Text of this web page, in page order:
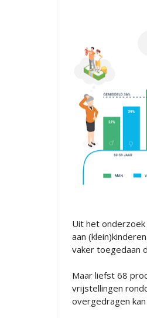
Uit het
aan
vaker toegedaan
Maar liefst 68
vrijstellingen
overgedragen